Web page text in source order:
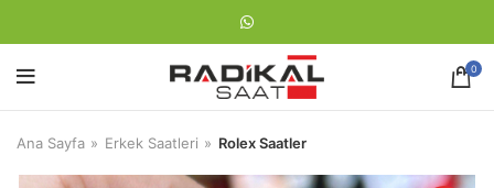
0
Ana Sayfa Erkek Saatleri Rolex Saatler